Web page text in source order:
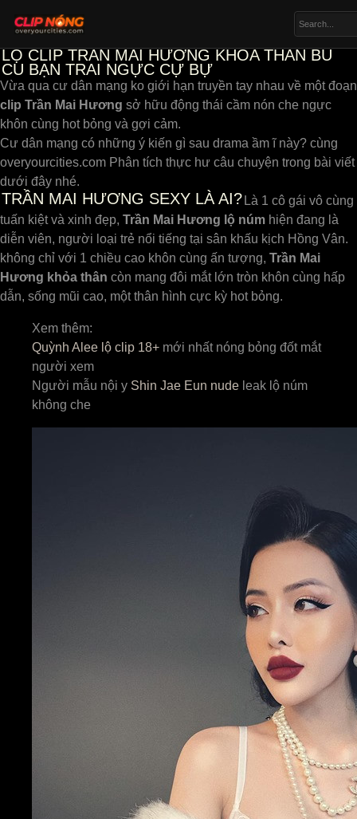
LỘ CLIP TRẦN MAI HƯƠNG KHỎA THÂN BÚ
CU BẠN TRAI NGỰC CỰ BỰ
Vừa qua cư dân mạng ko giới hạn truyền tay nhau về một đoạn
clip Trần Mai Hương sở hữu động thái cầm nón che ngực
khôn cùng hot bỏng và gợi cảm.
Cư dân mạng có những ý kiến gì sau drama ầm ĩ này? cùng
overyourcities.com Phân tích thực hư câu chuyện trong bài viết
dưới đây nhé.
TRẦN MAI HƯƠNG SEXY LÀ AI? Là 1 cô gái vô cùng
tuấn kiệt và xinh đẹp, Trần Mai Hương lộ núm hiện đang là
diễn viên, người loại trẻ nổi tiếng tại sân khấu kịch Hồng Vân.
không chỉ với 1 chiều cao khôn cùng ấn tượng, Trần Mai
Hương khỏa thân còn mang đôi mắt lớn tròn khôn cùng hấp
dẫn, sống mũi cao, một thân hình cực kỳ hot bỏng.
Xem thêm:
Quỳnh Alee lộ clip 18+ mới nhất nóng bỏng đốt mắt
người xem
Người mẫu nội y Shin Jae Eun nude leak lộ núm
không che